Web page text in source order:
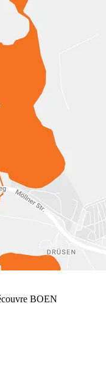
BOEN